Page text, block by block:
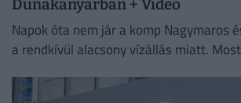
Dunakanyarban + Videó
Napok óta nem jár a komp Nagymaros
a rendkívül alacsony vízállás miatt.
biztonságosan...